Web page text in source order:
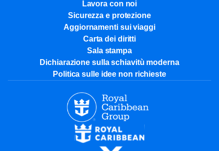
Lavora con noi
Sicurezza e protezione
Aggiornamenti sui viaggi
Carta dei diritti
Sala stampa
Dichiarazione sulla schiavitù moderna
Politica sulle idee non richieste